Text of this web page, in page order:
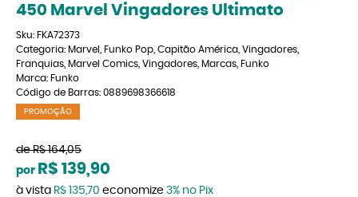
450 Marvel Vingadores Ultimato
Sku: FKA72373
Categoria: Marvel Funko Pop Capitão América Vingadores
Franquias Marvel Comics Vingadores Marcas Funko
Marca: Funko
Código de Barras: 0889698366618
PROMOÇÃO
de R$ 164,05
por R$ 139,90
à vista R$ 135,70 economize 3% no Pix